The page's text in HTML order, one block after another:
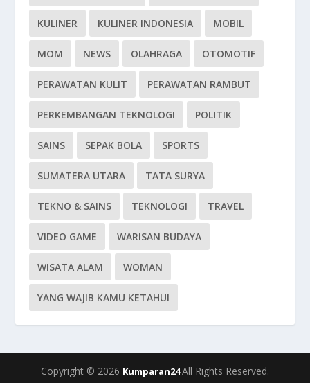
KULINER KULINER INDONESIA MOBIL
MOM NEWS OLAHRAGA OTOMOTIF
PERAWATAN KULIT PERAWATAN RAMBUT
PERKEMBANGAN TEKNOLOGI POLITIK
SAINS SEPAK BOLA SPORTS
SUMATERA UTARA TATA SURYA
TEKNO & SAINS TEKNOLOGI TRAVEL
VIDEO GAME WARISAN BUDAYA
WISATA ALAM WOMAN
YANG WAJIB KAMU KETAHUI
Copyright © 2026 Kumparan24All Rights Reserved.